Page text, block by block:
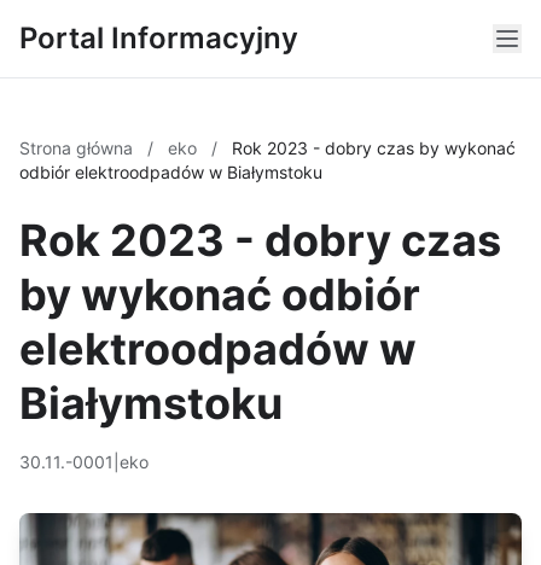
Portal Informacyjny
Strona główna / eko /
Rok 2023 - dobry czas by wykonać
odbiór elektroodpadów w Białymstoku
Rok 2023 - dobry czas
by wykonać odbiór
elektroodpadów w
Białymstoku
30.11.-0001 eko